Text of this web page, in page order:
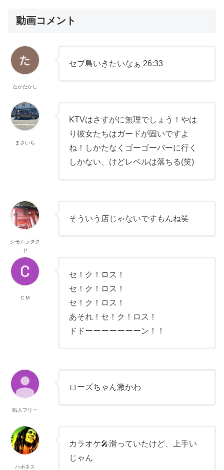
動画コメント
たかたかし
セブ島いきたいなぁ 26:33
まさいち
KTVはさすがに無理でしょう！やは
り彼女たちはガードが固いですよ
ね！しかたなくゴーゴーバーに行く
しかない、けどレベルは落ちる(笑)
シモムラタク
ヤ
そういう店じゃないですもんね笑
C M
セ！ク！ロス！
セ！ク！ロス！
セ！ク！ロス！
あそれ！セ！ク！ロス！
ドドーーーーーーーン！！
暇人フリー
ローズちゃん激かわ
ハポネス
カラオケ🎤滑っていたけど、上手い
じゃん